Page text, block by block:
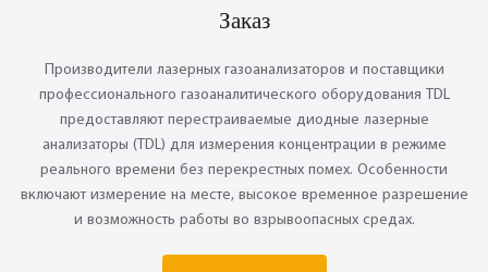
Asing
◎ Jaminan Kualiti
CHANG AI
Заказ
Производители лазерных газоанализаторов и поставщики
профессионального газоаналитического оборудования TDL
предоставляют перестраиваемые диодные лазерные
анализаторы (TDL) для измерения концентрации в режиме
реального времени без перекрестных помех. Особенности
включают измерение на месте, высокое временное разрешение
и возможность работы во взрывоопасных средах.